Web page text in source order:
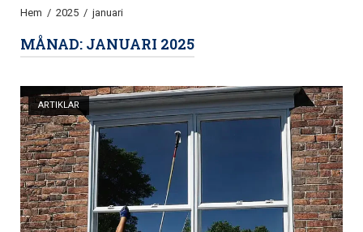
Hem / 2025 / januari
MÅNAD: JANUARI 2025
ARTIKLAR
Öppna inlägg